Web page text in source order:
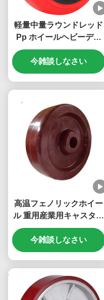
軽量中量ラウンドレッド
Pp ホイールヘビーデュ
ーティ産業用キャスター
Pp コアホイール費用対
効果の高い
今雑談しなさい
高温フェノリックホイー
ル 重用産業用キャスター
導電性のない産業用キャ
スター 300度
今雑談しなさい